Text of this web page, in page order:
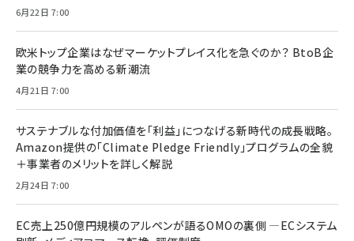
6月22日 7:00
欧米トップ企業はなぜマーケットプレイス化を急ぐのか？ BtoB企
業の競争力を高める新潮流
4月21日 7:00
サステナブルな付加価値を「利益」につなげる新時代の成長戦略。
Amazon提供の「Climate Pledge Friendly」プログラムの全貌
＋事業者のメリットを詳しく解説
2月24日 7:00
EC売上250億円規模のアルペンが語るOMOの裏側 ―ECシステム